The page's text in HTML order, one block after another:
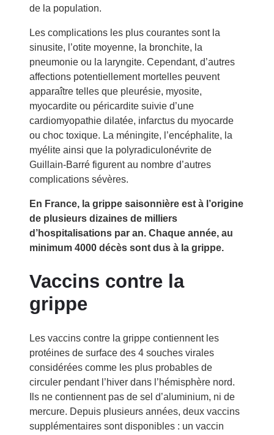
de la population.
Les complications les plus courantes sont la
sinusite, l’otite moyenne, la bronchite, la
pneumonie ou la laryngite. Cependant, d’autres
affections potentiellement mortelles peuvent
apparaître telles que pleurésie, myosite,
myocardite ou péricardite suivie d’une
cardiomyopathie dilatée, infarctus du myocarde
ou choc toxique. La méningite, l’encéphalite, la
myélite ainsi que la polyradiculonévrite de
Guillain-Barré figurent au nombre d’autres
complications sévères.
En France, la grippe saisonnière est à l’origine
de plusieurs dizaines de milliers
d’hospitalisations par an. Chaque année, au
minimum 4000 décès sont dus à la grippe.
Vaccins contre la
grippe
Les vaccins contre la grippe contiennent les
protéines de surface des 4 souches virales
considérées comme les plus probables de
circuler pendant l’hiver dans l’hémisphère nord.
Ils ne contiennent pas de sel d’aluminium, ni de
mercure. Depuis plusieurs années, deux vaccins
supplémentaires sont disponibles : un vaccin